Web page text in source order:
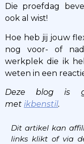
Die proefdag
ook al wist!
Hoe heb jij jouw
nog voor- of
werkplek die ik
weten in een
Deze blog is
met ikbenstil.
Dit artikel kan
links klikt of via